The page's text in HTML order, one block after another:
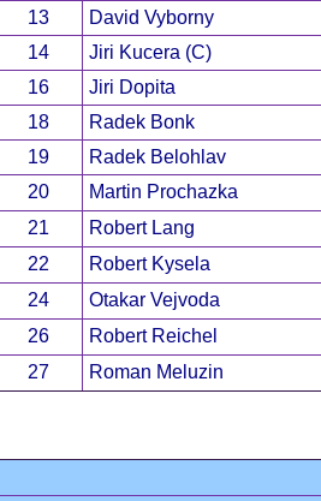
13
David Vyborny
14
Jiri Kucera (C)
16
Jiri Dopita
18
Radek Bonk
19
Radek Belohlav
20
Martin Prochazka
21
Robert Lang
22
Robert Kysela
24
Otakar Vejvoda
26
Robert Reichel
27
Roman Meluzin